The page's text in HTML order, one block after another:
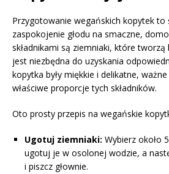
Przygotowanie wegańskich kopytek to
zaspokojenie głodu na smaczne,
składnikami są ziemniaki, które
jest niezbędna do uzyskania
kopytka były miękkie i delikatne,
właściwe proporcje tych składników.
Oto prosty przepis na wegańskie
Ugotuj ziemniaki: Wybierz około
ugotuj je w osolonej wodzie, a
i piszcz głownie.